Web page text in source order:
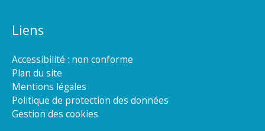
Liens
Accessibilité : non conforme
Plan du site
Mentions légales
Politique de protection des données
Gestion des cookies